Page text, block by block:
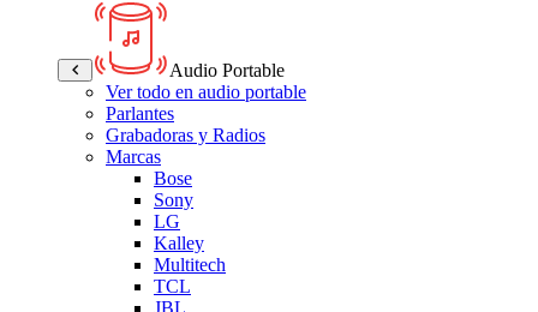
Audio Portable
Ver todo en audio portable
Parlantes
Grabadoras y Radios
Marcas
Bose
Sony
LG
Kalley
Multitech
TCL
JBL